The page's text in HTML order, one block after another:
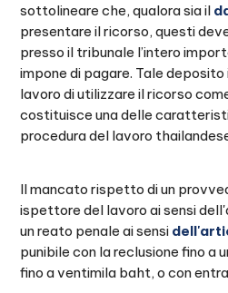
sottolineare che, qualora sia il
presentare il ricorso, questi
presso il tribunale l’intero
impone di pagare. Tale
lavoro di utilizzare il ricorso
costituisce una delle
procedura del lavoro
Il mancato rispetto di un
ispettore del lavoro ai sensi
un reato penale ai sensi
punibile con la reclusione fino a
fino a ventimila baht, o con